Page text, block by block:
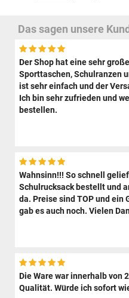
Das sagen unsere
Der Shop hat eine sehr
Sporttaschen, Schulranzen
ist sehr einfach und der
Ich bin sehr zufrieden und
bestellen.
Wahnsinn!!! So schnell
Schulrucksack bestellt und
da. Preise sind TOP und ein
gab es auch noch. Vielen
Die Ware war innerhalb von
Qualität. Würde ich sofort